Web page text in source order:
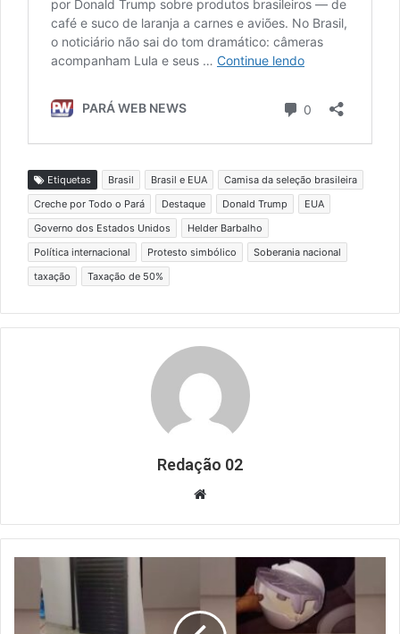
Etiquetas Brasil Brasil e EUA
Camisa da seleção brasileira
Creche por Todo o Pará
Destaque Donald Trump
EUA
Governo dos Estados Unidos
Helder Barbalho
Política internacional
Protesto simbólico
Soberania nacional
taxação
Taxação de 50%
Redação 02
Website